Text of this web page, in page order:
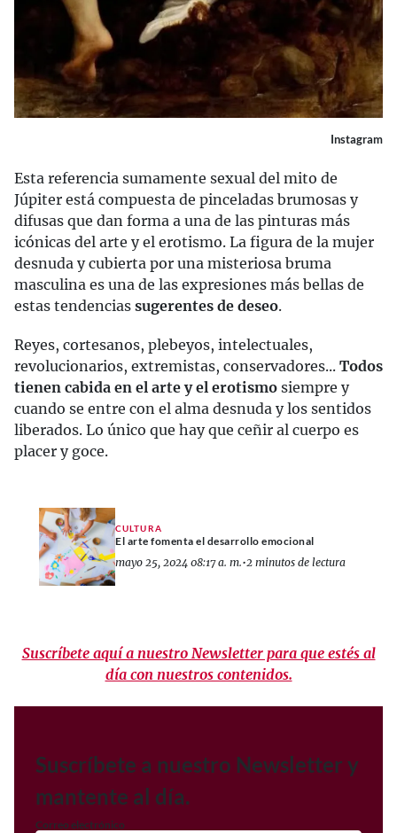
Instagram
Esta referencia sumamente sexual del mito de
Júpiter está compuesta de pinceladas brumosas y
difusas que dan forma a una de las pinturas más
icónicas del arte y el erotismo. La figura de la mujer
desnuda y cubierta por una misteriosa bruma
masculina es una de las expresiones más bellas de
estas tendencias sugerentes de deseo.
Reyes, cortesanos, plebeyos, intelectuales,
revolucionarios, extremistas, conservadores... Todos
tienen cabida en el arte y el erotismo siempre y
cuando se entre con el alma desnuda y los sentidos
liberados. Lo único que hay que ceñir al cuerpo es
placer y goce.
CULTURA
El arte fomenta el desarrollo emocional
mayo 25, 2024 08:17 a. m.•2 minutos de lectura
Suscríbete aquí a nuestro Newsletter para que estés al
día con nuestros contenidos.
Suscríbete a nuestro Newsletter y
mantente al día.
Correo electrónico